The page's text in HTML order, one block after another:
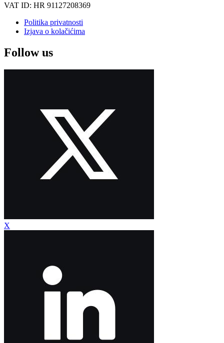
VAT ID: HR 91127208369
Politika privatnosti
Izjava o kolačićima
Follow us
X